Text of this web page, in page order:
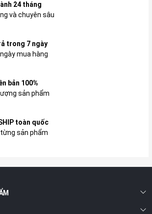
24 tháng
và chuyên sâu
trong 7 ngày
mua hàng
bản 100%
sản phẩm
toàn quốc
sản phẩm